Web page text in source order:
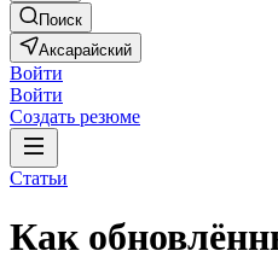
Поиск
Аксарайский
Войти
Войти
Создать резюме
Статьи
Как